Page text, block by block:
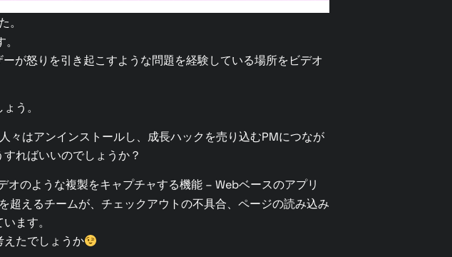
。
が怒りを引き起こすような問題を経験している場所をビデオ
う。
々はアンインストールし、成長ハックを売り込むPMにつなが
ればいいのでしょうか？
オのような複製をキャプチャする機能 – Webベースのアプリ
えるチームが、チェックアウトの不具合、ページの読み込み
ます。
えたでしょうか